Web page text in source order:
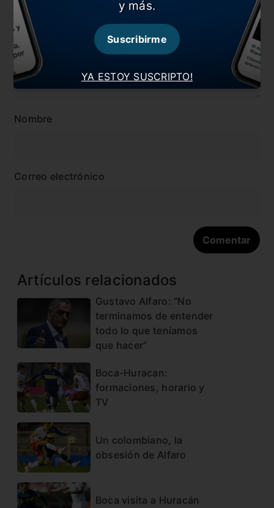
Nombre
Correo electrónico
Artículos relacionados
Gustavo Alfaro: “No
terminamos de entender
todo lo que teníamos
que hacer”
Boca-Huracan:
formaciones, horario y
TV
Un colombiano, la
obsesión de Alfaro
Boca visita a Huracán
YA ESTOY SUSCRIPTO!
y más.
Suscribirme